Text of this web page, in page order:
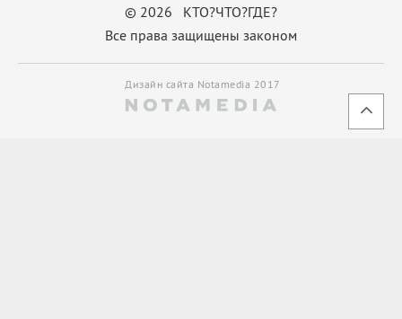
© 2026 КТО?ЧТО?ГДЕ?
Все права защищены законом
Дизайн сайта Notamedia 2017